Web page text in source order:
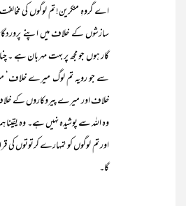
اے گروہِ منکرین! تم لوگوں کی
سازشوں کے خلاف میں اپنے
گار ہوں جو مجھ پر بہت مہربان ہے ۔
سے جو رویہ تم لوگ میرے
خلاف اور میرے پیروکاروں کے
وہ اللہ سے پوشیدہ نہیں ہے۔ وہ یقینا
اور تم لوگوں کو تمہارے کرتوتوں کی
گا۔